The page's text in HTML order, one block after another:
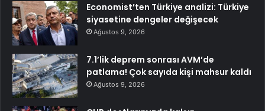
Economist’ten Türkiye analizi: Türkiye
siyasetine dengeler değişecek
Ağustos 9, 2026
7.1’lik deprem sonrası AVM’de
patlama! Çok sayıda kişi mahsur kaldı
Ağustos 9, 2026